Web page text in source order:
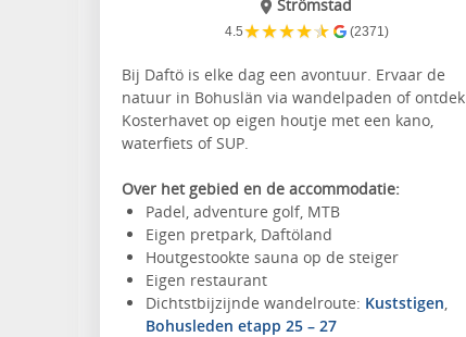
Strömstad
4.5★★★★★ (2371)
Bij Daftö is elke dag een avontuur. Ervaar de
natuur in Bohuslän via wandelpaden of ontdek
Kosterhavet op eigen houtje met een kano,
waterfiets of SUP.
Over het gebied en de accommodatie:
Padel, adventure golf, MTB
Eigen pretpark, Daftöland
Houtgestookte sauna op de steiger
Eigen restaurant
Dichtstbijzijnde wandelroute: Kuststigen,
Bohusleden etapp 25 – 27